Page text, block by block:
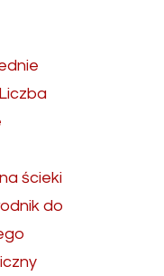
ścieki
do